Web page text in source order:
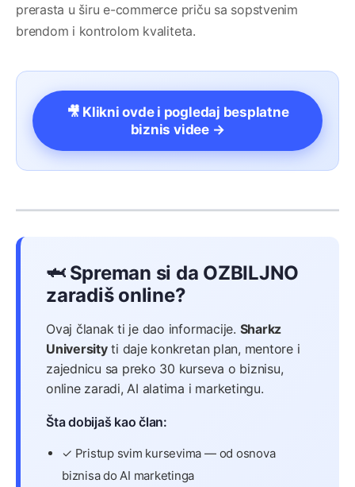
prerasta u širu e-commerce priču sa sopstvenim
brendom i kontrolom kvaliteta.
🎥 Klikni ovde i pogledaj besplatne
biznis videe →
🦈 Spreman si da OZBILJNO
zaradiš online?
Ovaj članak ti je dao informacije. Sharkz
Universityti daje konkretan plan, mentore i
zajednicu sa preko 30 kurseva o biznisu,
online zaradi, AI alatima i marketingu.
Šta dobijaš kao član:
✓ Pristup svim kursevima — od osnova
biznisa do AI marketinga